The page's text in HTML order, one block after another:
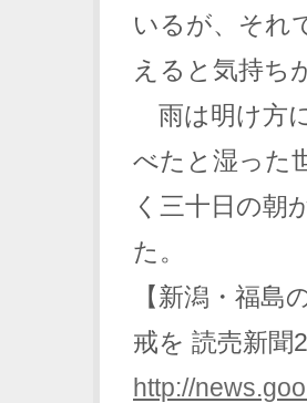
いるが、それ
えると気持ち
雨は明け方
べたと湿った
く三十日の朝
た。
【新潟・福
戒を 読売新聞
http://